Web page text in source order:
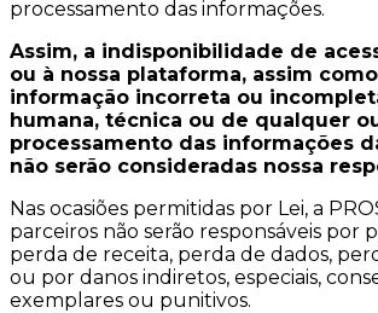
processamento das informações.
Assim, a indisponibilidade de
ou à nossa plataforma, assim
informação incorreta ou
humana, técnica ou de qualquer
processamento das informações da
não serão consideradas nossa
Nas ocasiões permitidas por Lei, a
parceiros não serão responsáveis por
perda de receita, perda de dados,
ou por danos indiretos, especiais,
exemplares ou punitivos.